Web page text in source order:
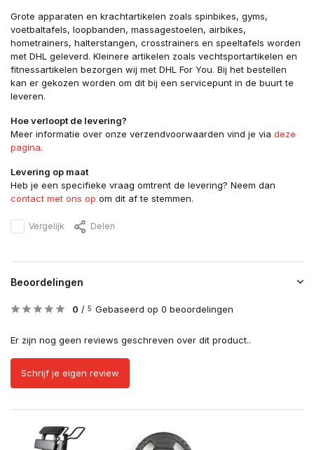
Grote apparaten en krachtartikelen zoals spinbikes, gyms,
voetbaltafels, loopbanden, massagestoelen, airbikes,
hometrainers, halterstangen, crosstrainers en speeltafels worden
met DHL geleverd. Kleinere artikelen zoals vechtsportartikelen en
fitnessartikelen bezorgen wij met DHL For You. Bij het bestellen
kan er gekozen worden om dit bij een servicepunt in de buurt te
leveren.
Hoe verloopt de levering?
Meer informatie over onze verzendvoorwaarden vind je via deze
pagina.
Levering op maat
Heb je een specifieke vraag omtrent de levering? Neem dan
contact met ons op om dit af te stemmen.
Vergelijk Delen
Beoordelingen
0 / 5 Gebaseerd op 0 beoordelingen
Er zijn nog geen reviews geschreven over dit product..
Schrijf je eigen review